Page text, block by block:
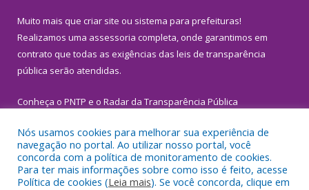
Muito mais que criar site ou sistema para prefeituras!
Realizamos uma assessoria completa, onde garantimos em
contrato que todas as exigências das leis de transparência
pública serão atendidas.
Conheça o PNTP e o Radar da Transparência Pública
Todos os direitos reservados a Prefeitura Municipal de
Nós usamos cookies para melhorar sua experiência de
navegação no portal. Ao utilizar nosso portal, você
concorda com a política de monitoramento de cookies.
Para ter mais informações sobre como isso é feito, acesse
Política de cookies (Leia mais). Se você concorda, clique em